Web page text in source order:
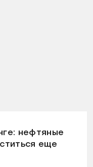
нефтяные
еще